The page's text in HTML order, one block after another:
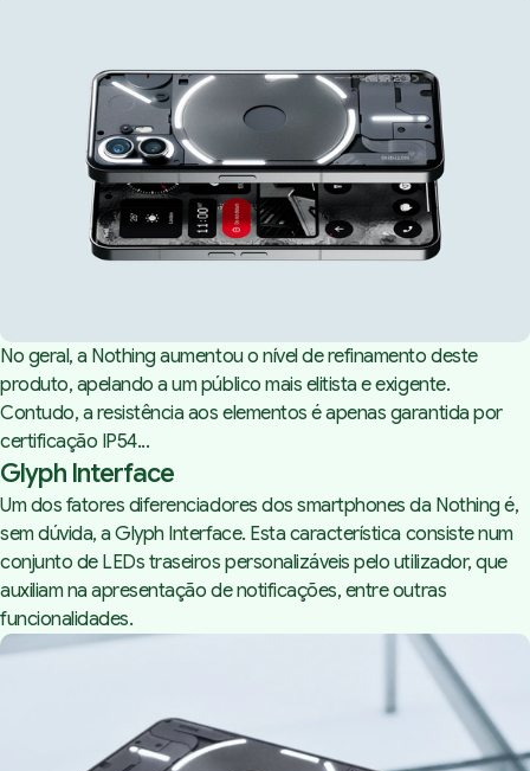
No geral, a Nothing aumentou o nível de refinamento deste
produto, apelando a um público mais elitista e exigente.
Contudo, a resistência aos elementos é apenas garantida por
certificação IP54...
Glyph Interface
Um dos fatores diferenciadores dos smartphones da Nothing é,
sem dúvida, a Glyph Interface. Esta característica consiste num
conjunto de LEDs traseiros personalizáveis pelo utilizador, que
auxiliam na apresentação de notificações, entre outras
funcionalidades.